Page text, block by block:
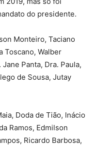
do presidente.
Monteiro, Taciano
Toscano, Walber
Panta, Dra. Paula,
de Sousa, Jutay
Doda de Tião, Inácio
Ramos, Edmilson
Ricardo Barbosa,